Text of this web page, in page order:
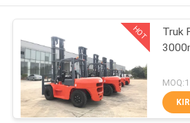
PRODUK
TENTANG
KAMI
Forklift
HOT
Truk